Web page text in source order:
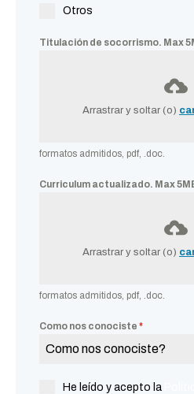
Otros
Titulación de socorrismo. Max
Arrastrar y soltar (o)
formatos admitidos, pdf, .doc.
Curriculum actualizado. Max
Arrastrar y soltar (o)
formatos admitidos, pdf, .doc.
Como nos conociste *
Como nos conociste?
He leído y acepto la